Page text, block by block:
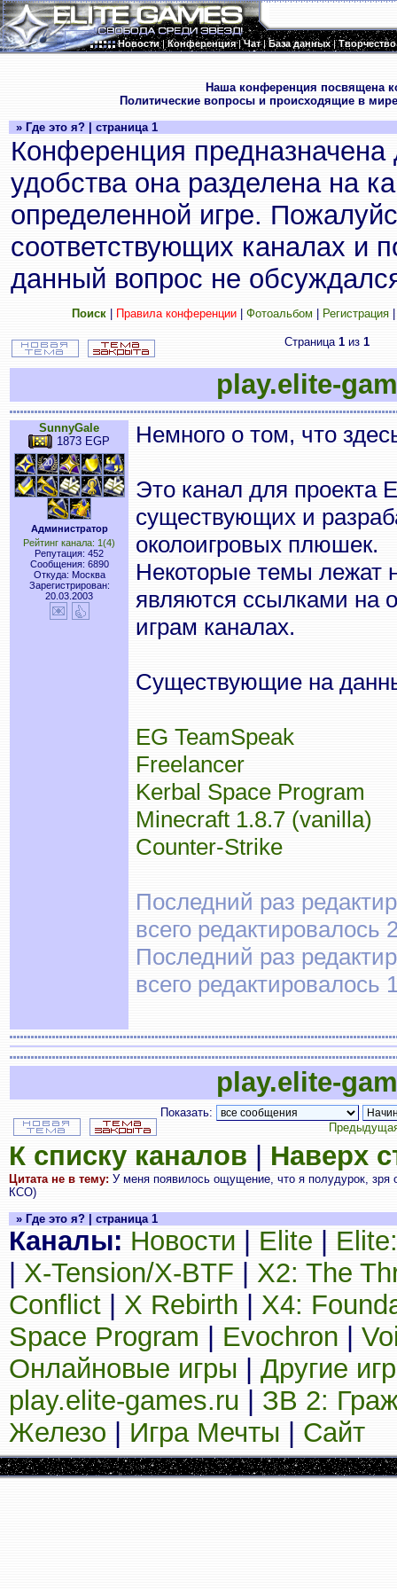
Новости|Конференция|Чат|База данных|Творчество
Наша конференция посвящена
Политические вопросы и происходящие в
» Где это я? | страница 1
Конференция
удобства она разделена на
определенной игре.
соответствующих каналах и
данный вопрос не
Поиск| Правила конференции| Фотоальбом Регистрация
Страница 1из 1
play.elite-
SunnyGale
1873 EGP
Администратор
Рейтинг канала: 1(4)
Репутация: 452
Сообщения: 6890
Откуда: Москва
Зарегистрирован:
20.03.2003
Немного о том, что
Это канал для проекта
существующих и
околоигровых плюшек.
Некоторые темы лежат
являются ссылками на
играм каналах.
Существующие на
EG TeamSpeak
Freelancer
Kerbal Space Program
Minecraft 1.8.7 (vanilla)
Counter-Strike
Последний раз
всего редактировалось
Последний раз
всего редактировалось
play.elite-
Показать:
К списку каналов Наверх
Цитата не в тему: У меня появилось ощущение, что я полудурок, зря
КСО)
» Где это я? | страница 1
Каналы: Новости Elite
X-Tension/X-BTF
X2: The
Conflict
X Rebirth
X4:
Space Program
Evochron
Онлайновые игры
Другие
play.elite-games.ru
ЗВ 2:
Железо
Игра Мечты Сайт